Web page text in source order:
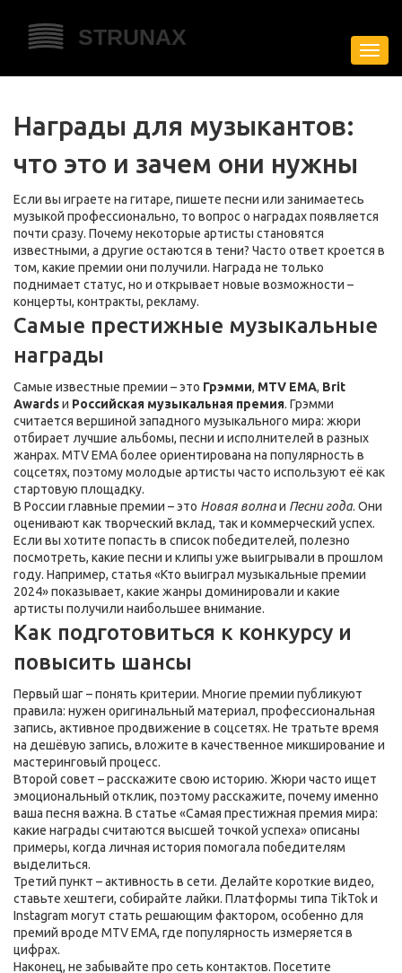
Награды для музыкантов:
что это и зачем они нужны
Если вы играете на гитаре, пишете песни или занимаетесь
музыкой профессионально, то вопрос о наградах появляется
почти сразу. Почему некоторые артисты становятся
известными, а другие остаются в тени? Часто ответ кроется в
том, какие премии они получили. Награда не только
поднимает статус, но и открывает новые возможности –
концерты, контракты, рекламу.
Самые престижные музыкальные
награды
Самые известные премии – это Грэмми, MTV EMA, Brit
Awardsи Российская музыкальная премия. Грэмми
считается вершиной западного музыкального мира: жюри
отбирает лучшие альбомы, песни и исполнителей в разных
жанрах. MTV EMA более ориентирована на популярность в
соцсетях, поэтому молодые артисты часто используют её как
стартовую площадку.
В России главные премии – это Новая волнаи Песни года. Они
оценивают как творческий вклад, так и коммерческий успех.
Если вы хотите попасть в список победителей, полезно
посмотреть, какие песни и клипы уже выигрывали в прошлом
году. Например, статья «Кто выиграл музыкальные премии
2024» показывает, какие жанры доминировали и какие
артисты получили наибольшее внимание.
Как подготовиться к конкурсу и
повысить шансы
Первый шаг – понять критерии. Многие премии публикуют
правила: нужен оригинальный материал, профессиональная
запись, активное продвижение в соцсетях. Не тратьте время
на дешёвую запись, вложите в качественное микширование и
мастеринговый процесс.
Второй совет – расскажите свою историю. Жюри часто ищет
эмоциональный отклик, поэтому расскажите, почему именно
ваша песня важна. В статье «Самая престижная премия мира:
какие награды считаются высшей точкой успеха» описаны
примеры, когда личная история помогала победителям
выделиться.
Третий пункт – активность в сети. Делайте короткие видео,
ставьте хештеги, собирайте лайки. Платформы типа TikTok и
Instagram могут стать решающим фактором, особенно для
премий вроде MTV EMA, где популярность измеряется в
цифрах.
Наконец, не забывайте про сеть контактов. Посетите